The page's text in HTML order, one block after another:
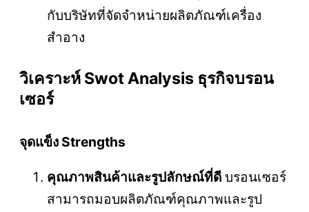
กับบริษัทที่จัดจำหน่ายผลิตภัณฑ์เครื่อง
สำอาง
วิเคราะห์ Swot Analysis ธุรกิจบรอน
เซอร์
จุดแข็ง Strengths
คุณภาพสินค้าและรูปลักษณ์ที่ดี บรอนเซอร์
สามารถมอบผลิตภัณฑ์คุณภาพและรูป